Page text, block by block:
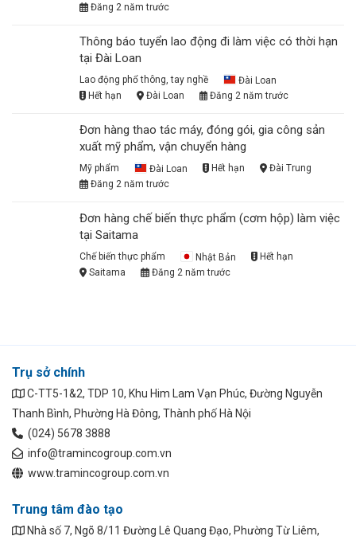
Đăng 2 năm trước
Thông báo tuyển lao động đi làm việc có thời hạn
tại Đài Loan
Lao động phổ thông, tay nghề
Đài Loan
Hết hạn
Đài Loan Đăng 2 năm trước
Đơn hàng thao tác máy, đóng gói, gia công sản
xuất mỹ phẩm, vận chuyển hàng
Mỹ phẩm Đài Loan Hết hạn
Đài Trung
Đăng 2 năm trước
Đơn hàng chế biến thực phẩm (cơm hộp) làm việc
tại Saitama
Chế biến thực phẩm Nhật Bản
Hết hạn
Saitama
Đăng 2 năm trước
Trụ sở chính
C-TT5-1&2, TDP 10, Khu Him Lam Vạn Phúc, Đường Nguyễn
Thanh Bình, Phường Hà Đông, Thành phố Hà Nội
(024) 5678 3888
info@tramincogroup.com.vn
www.tramincogroup.com.vn
Trung tâm đào tạo
Nhà số 7, Ngõ 8/11 Đường Lê Quang Đạo, Phường Từ Liêm,